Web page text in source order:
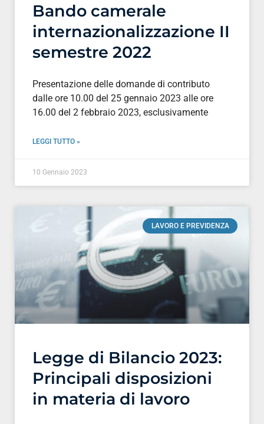
Bando camerale
internazionalizzazione II
semestre 2022
Presentazione delle domande di contributo
dalle ore 10.00 del 25 gennaio 2023 alle ore
16.00 del 2 febbraio 2023, esclusivamente
LEGGI TUTTO »
10 Gennaio 2023
LAVORO E PREVIDENZA
Legge di Bilancio 2023:
Principali disposizioni
in materia di lavoro